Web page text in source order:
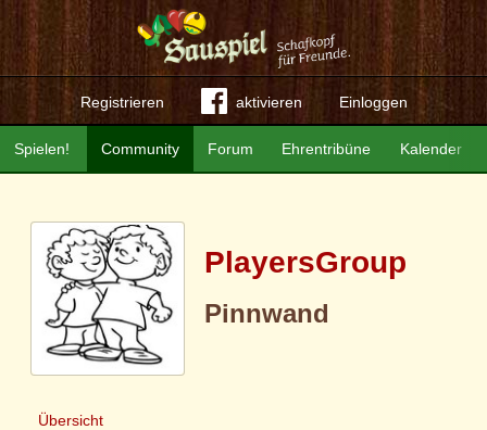
Registrieren aktivieren Einloggen
Community Forum Ehrentribüne Kalender
Spielen!
PlayersGroup
Pinnwand
Übersicht